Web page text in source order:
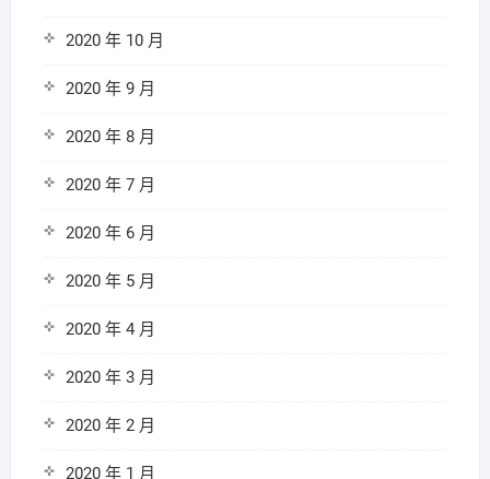
2020 年 10 月
2020 年 9 月
2020 年 8 月
2020 年 7 月
2020 年 6 月
2020 年 5 月
2020 年 4 月
2020 年 3 月
2020 年 2 月
2020 年 1 月